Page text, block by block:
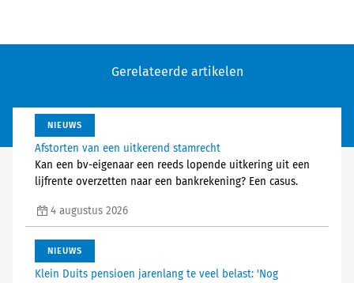
Gerelateerde artikelen
NIEUWS
Afstorten van een uitkerend stamrecht
Kan een bv-eigenaar een reeds lopende uitkering uit een
lijfrente overzetten naar een bankrekening? Een casus.
4 augustus 2026
NIEUWS
Klein Duits pensioen jarenlang te veel belast: 'Nog